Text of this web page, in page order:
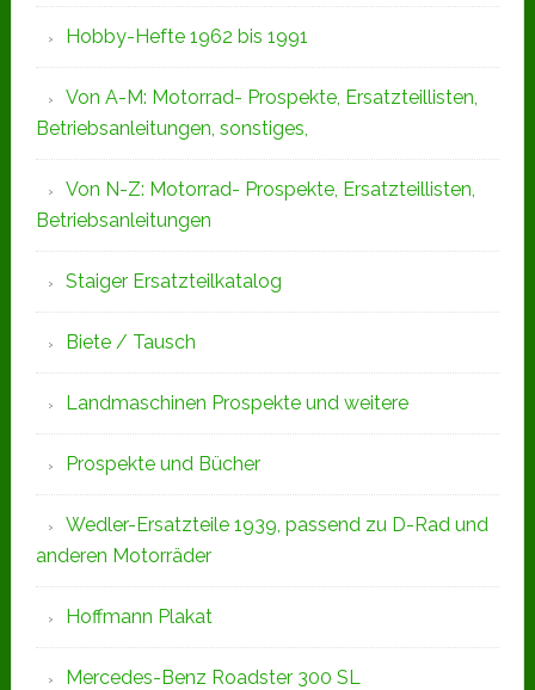
Hobby-Hefte 1962 bis 1991
Von A-M: Motorrad- Prospekte, Ersatzteillisten,
Betriebsanleitungen, sonstiges,
Von N-Z: Motorrad- Prospekte, Ersatzteillisten,
Betriebsanleitungen
Staiger Ersatzteilkatalog
Biete / Tausch
Landmaschinen Prospekte und weitere
Prospekte und Bücher
Wedler-Ersatzteile 1939, passend zu D-Rad und
anderen Motorräder
Hoffmann Plakat
Mercedes-Benz Roadster 300 SL